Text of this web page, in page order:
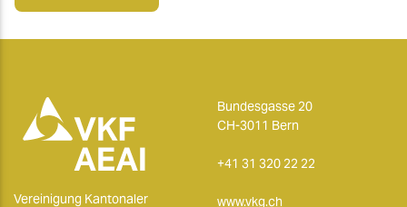
Vereinigung Kantonaler
Bundesgasse 20
CH-3011 Bern
+41 31 320 22 22
www.vkg.ch